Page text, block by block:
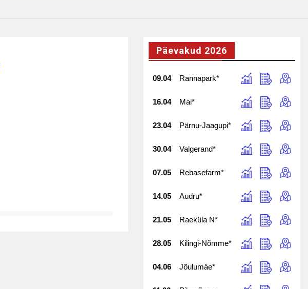
Päevakud 2026
09.04 Rannapark*
16.04 Mai*
23.04 Pärnu-Jaagupi*
30.04 Valgerand*
07.05 Rebasefarm*
14.05 Audru*
21.05 Raeküla N*
28.05 Kilingi-Nõmme*
04.06 Jõulumäe*